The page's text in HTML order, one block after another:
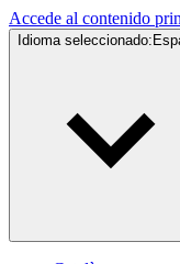
Accede al contenido
Idioma seleccionado: